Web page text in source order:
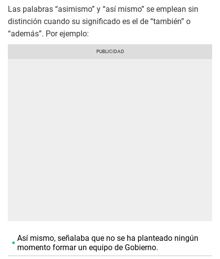
Las palabras “asimismo” y “así mismo” se emplean sin
distinción cuando su significado es el de “también” o
“además”. Por ejemplo:
Así mismo, señalaba que no se ha planteado ningún
momento formar un equipo de Gobierno.